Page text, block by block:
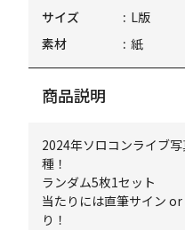
サイズ
L版
素材
紙
商品説明
2024年ソロコンライブ
種！
ランダム5枚1セット
当たりには直筆サイン
り！